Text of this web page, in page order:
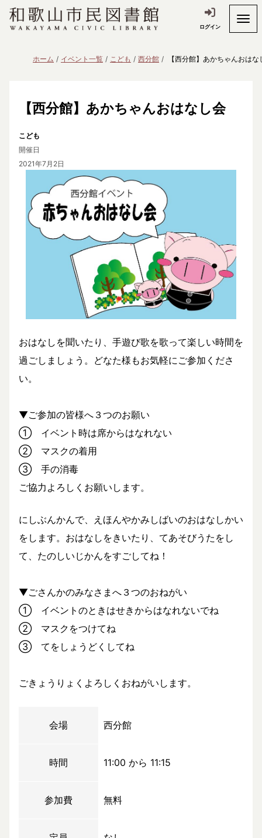
ログイン
ホーム イベント一覧 こども 西分館 【西分館】あかちゃんおはな
【西分館】あかちゃんおはなし会
こども
開催日
2021年7月2日
おはなしを聞いたり、手遊び歌を歌って楽しい時間を
過ごしましょう。どなた様もお気軽にご参加くださ
い。
▼ご参加の皆様へ３つのお願い
① イベント時は席からはなれない
② マスクの着用
③ 手の消毒
ご協力よろしくお願いします。
にしぶんかんで、えほんやかみしばいのおはなしかい
をします。おはなしをきいたり、てあそびうたをし
て、たのしいじかんをすごしてね！
▼ごさんかのみなさまへ３つのおねがい
① イベントのときはせきからはなれないでね
② マスクをつけてね
③ てをしょうどくしてね
ごきょうりょくよろしくおねがいします。
会場 西分館
時間 11:00 から 11:15
参加費 無料